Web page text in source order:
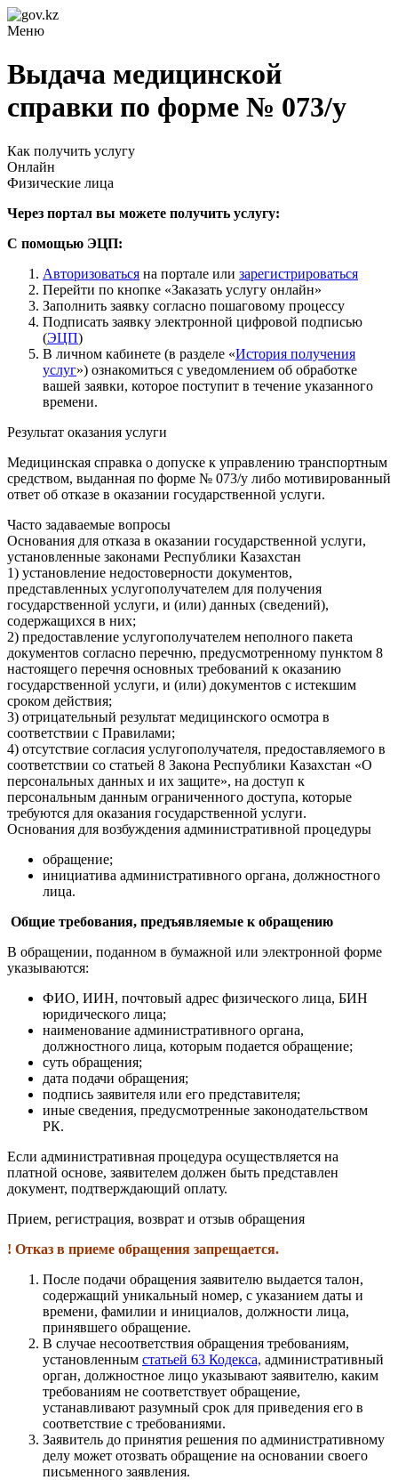
Меню
Выдача медицинской
справки по форме № 073/у
Как получить услугу
Онлайн
Физические лица
Через портал вы можете получить услугу:
С помощью ЭЦП:
Авторизоваться на портале или зарегистрироваться
Перейти по кнопке «Заказать услугу онлайн»
Заполнить заявку согласно пошаговому процессу
Подписать заявку электронной цифровой подписью
(ЭЦП)
В личном кабинете (в разделе «История получения
услуг») ознакомиться с уведомлением об обработке
вашей заявки, которое поступит в течение указанного
времени.
Результат оказания услуги
Медицинская справка о допуске к управлению транспортным
средством, выданная по форме № 073/у либо мотивированный
ответ об отказе в оказании государственной услуги.
Часто задаваемые вопросы
Основания для отказа в оказании государственной услуги,
установленные законами Республики Казахстан
1) установление недостоверности документов,
представленных услугополучателем для получения
государственной услуги, и (или) данных (сведений),
содержащихся в них;
2) предоставление услугополучателем неполного пакета
документов согласно перечню, предусмотренному пунктом 8
настоящего перечня основных требований к оказанию
государственной услуги, и (или) документов с истекшим
сроком действия;
3) отрицательный результат медицинского осмотра в
соответствии с Правилами;
4) отсутствие согласия услугополучателя, предоставляемого в
соответствии со статьей 8 Закона Республики Казахстан «О
персональных данных и их защите», на доступ к
персональным данным ограниченного доступа, которые
требуются для оказания государственной услуги.
Основания для возбуждения административной процедуры
обращение;
инициатива административного органа, должностного
лица.
Общие требования, предъявляемые к обращению
В обращении, поданном в бумажной или электронной форме
указываются:
ФИО, ИИН, почтовый адрес физического лица, БИН
юридического лица;
наименование административного органа,
должностного лица, которым подается обращение;
суть обращения;
дата подачи обращения;
подпись заявителя или его представителя;
иные сведения, предусмотренные законодательством
РК.
Если административная процедура осуществляется на
платной основе, заявителем должен быть представлен
документ, подтверждающий оплату.
Прием, регистрация, возврат и отзыв обращения
! Отказ в приеме обращения запрещается.
После подачи обращения заявителю выдается талон,
содержащий уникальный номер, с указанием даты и
времени, фамилии и инициалов, должности лица,
принявшего обращение.
В случае несоответствия обращения требованиям,
установленным статьей 63 Кодекса, административный
орган, должностное лицо указывают заявителю, каким
требованиям не соответствует обращение,
устанавливают разумный срок для приведения его в
соответствие с требованиями.
Заявитель до принятия решения по административному
делу может отозвать обращение на основании своего
письменного заявления.